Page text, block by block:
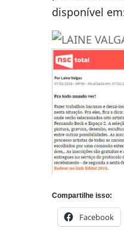
disponível
Compartilhe isso:
Facebook